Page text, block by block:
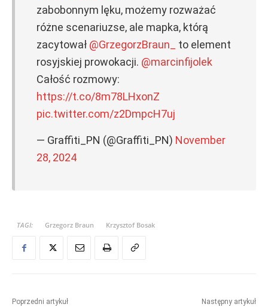
zabobonnym lęku, możemy rozważać
różne scenariuzse, ale mapka, którą
zacytował @GrzegorzBraun_
to element
rosyjskiej prowokacji. @marcinfijolek
Całość rozmowy:
https://t.co/8m78LHxonZ
pic.twitter.com/z2DmpcH7uj
— Graffiti_PN (@Graffiti_PN) November
28, 2024
TAGI: Grzegorz Braun Krzysztof Bosak
Poprzedni artykuł Następny artykuł